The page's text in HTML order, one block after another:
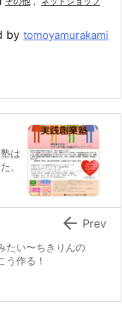
by tomoyamurakami
は
。
たい〜ちきりんの
う作る！
 Prev